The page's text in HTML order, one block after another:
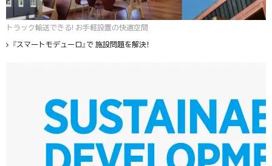
トラック輸送できる! お手軽設置の快適空間
『スマートモデューロ』で 施設問題を解決！